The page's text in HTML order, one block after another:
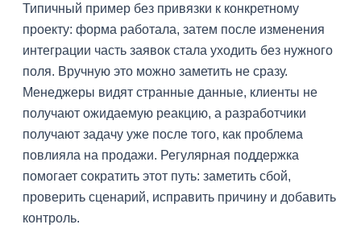
Типичный пример без привязки к конкретному
проекту: форма работала, затем после изменения
интеграции часть заявок стала уходить без нужного
поля. Вручную это можно заметить не сразу.
Менеджеры видят странные данные, клиенты не
получают ожидаемую реакцию, а разработчики
получают задачу уже после того, как проблема
повлияла на продажи. Регулярная поддержка
помогает сократить этот путь: заметить сбой,
проверить сценарий, исправить причину и добавить
контроль.